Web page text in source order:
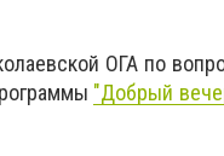
ОГА по
"Добрый